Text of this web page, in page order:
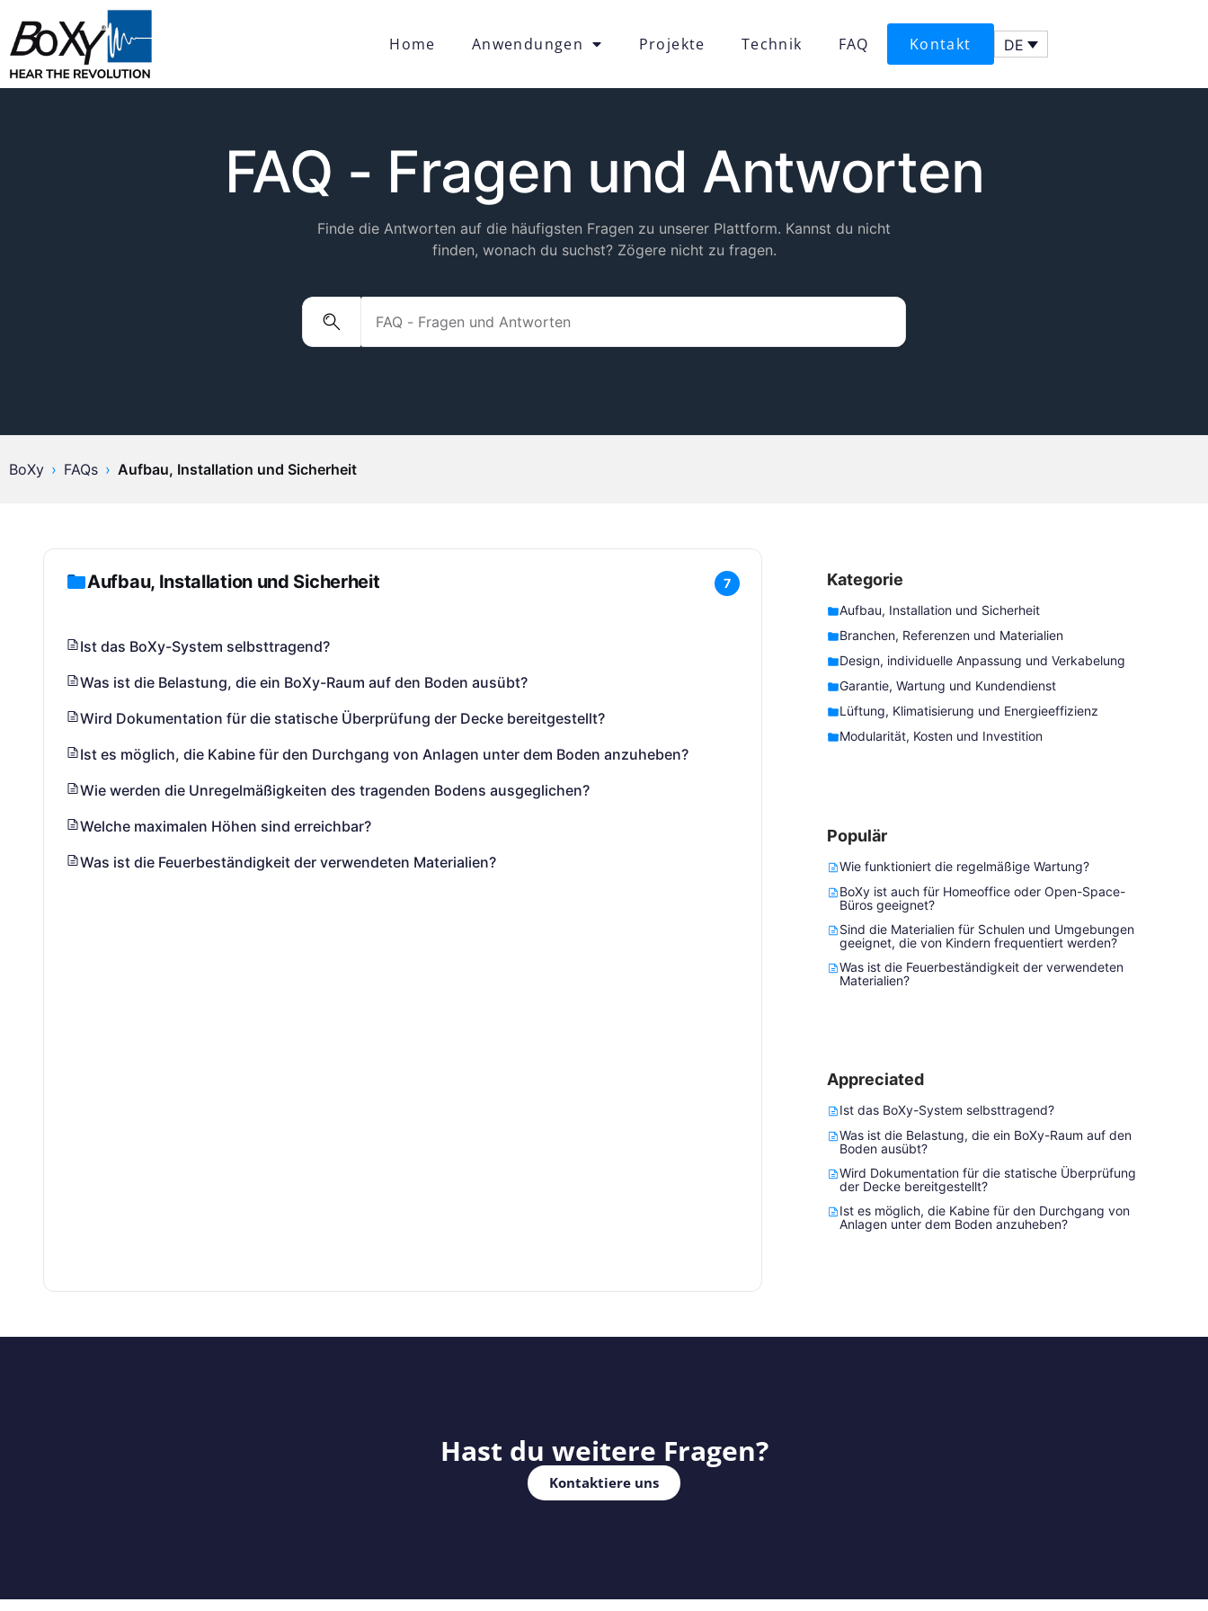
Home Anwendungen Projekte Technik FAQ Kontakt DE
FAQ - Fragen und Antworten
Finde die Antworten auf die häufigsten Fragen zu unserer Plattform. Kannst du nicht
finden, wonach du suchst? Zögere nicht zu fragen.
BoXy › FAQs › Aufbau, Installation und Sicherheit
Aufbau, Installation und Sicherheit 7
Ist das BoXy-System selbsttragend?
Was ist die Belastung, die ein BoXy-Raum auf den Boden ausübt?
Wird Dokumentation für die statische Überprüfung der Decke bereitgestellt?
Ist es möglich, die Kabine für den Durchgang von Anlagen unter dem Boden anzuheben?
Wie werden die Unregelmäßigkeiten des tragenden Bodens ausgeglichen?
Welche maximalen Höhen sind erreichbar?
Was ist die Feuerbeständigkeit der verwendeten Materialien?
Kategorie
Aufbau, Installation und Sicherheit
Branchen, Referenzen und Materialien
Design, individuelle Anpassung und Verkabelung
Garantie, Wartung und Kundendienst
Lüftung, Klimatisierung und Energieeffizienz
Modularität, Kosten und Investition
Populär
Wie funktioniert die regelmäßige Wartung?
BoXy ist auch für Homeoffice oder Open-Space-
Büros geeignet?
Sind die Materialien für Schulen und Umgebungen
geeignet, die von Kindern frequentiert werden?
Was ist die Feuerbeständigkeit der verwendeten
Materialien?
Appreciated
Ist das BoXy-System selbsttragend?
Was ist die Belastung, die ein BoXy-Raum auf den
Boden ausübt?
Wird Dokumentation für die statische Überprüfung
der Decke bereitgestellt?
Ist es möglich, die Kabine für den Durchgang von
Anlagen unter dem Boden anzuheben?
Hast du weitere Fragen?
Kontaktiere uns